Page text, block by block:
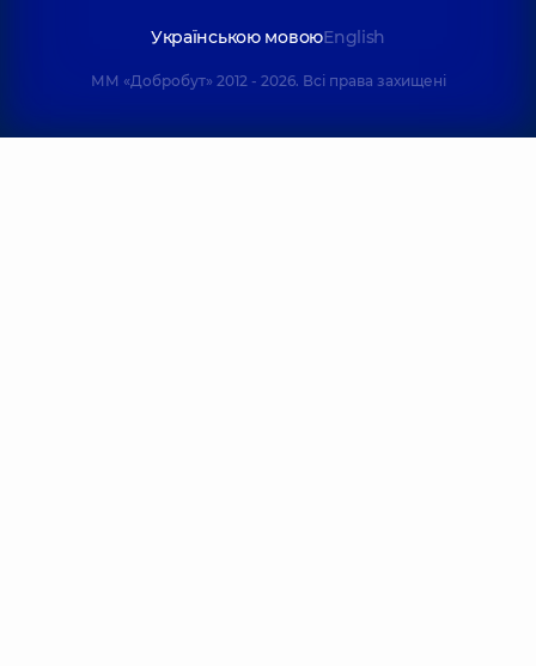
Українською мовоюEnglish
ММ «Добробут» 2012 - 2026. Всі права захищені